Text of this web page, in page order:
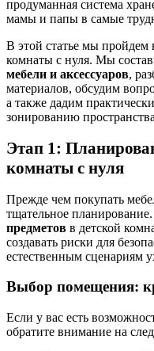
продуманная система
мамы и папы в самые
В этой статье мы пройдем
комнаты с нуля. Мы
мебели и аксессуаров,
материалов, обсудим
а также дадим
зонированию
Этап 1:
комнаты с нуля
Прежде чем покупать
тщательное планирование.
предметов в детской
создавать риски для
естественным сценариям
Выбор помещения:
Если у вас есть
обратите внимание на